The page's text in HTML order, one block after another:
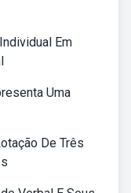
Em
Uma
De Três